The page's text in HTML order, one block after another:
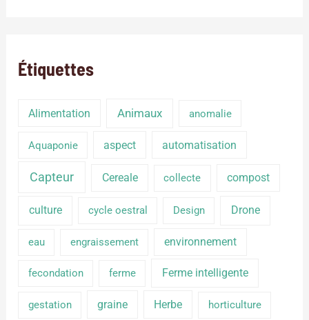
Étiquettes
Alimentation Animaux anomalie
Aquaponie aspect automatisation
Capteur Cereale collecte compost
culture cycle oestral Design Drone
eau engraissement environnement
fecondation ferme Ferme intelligente
gestation graine Herbe horticulture